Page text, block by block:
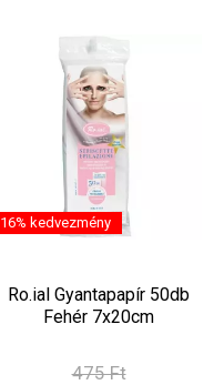
16% kedvezmény
Ro.ial Gyantapapír 50db
Fehér 7x20cm
475 Ft